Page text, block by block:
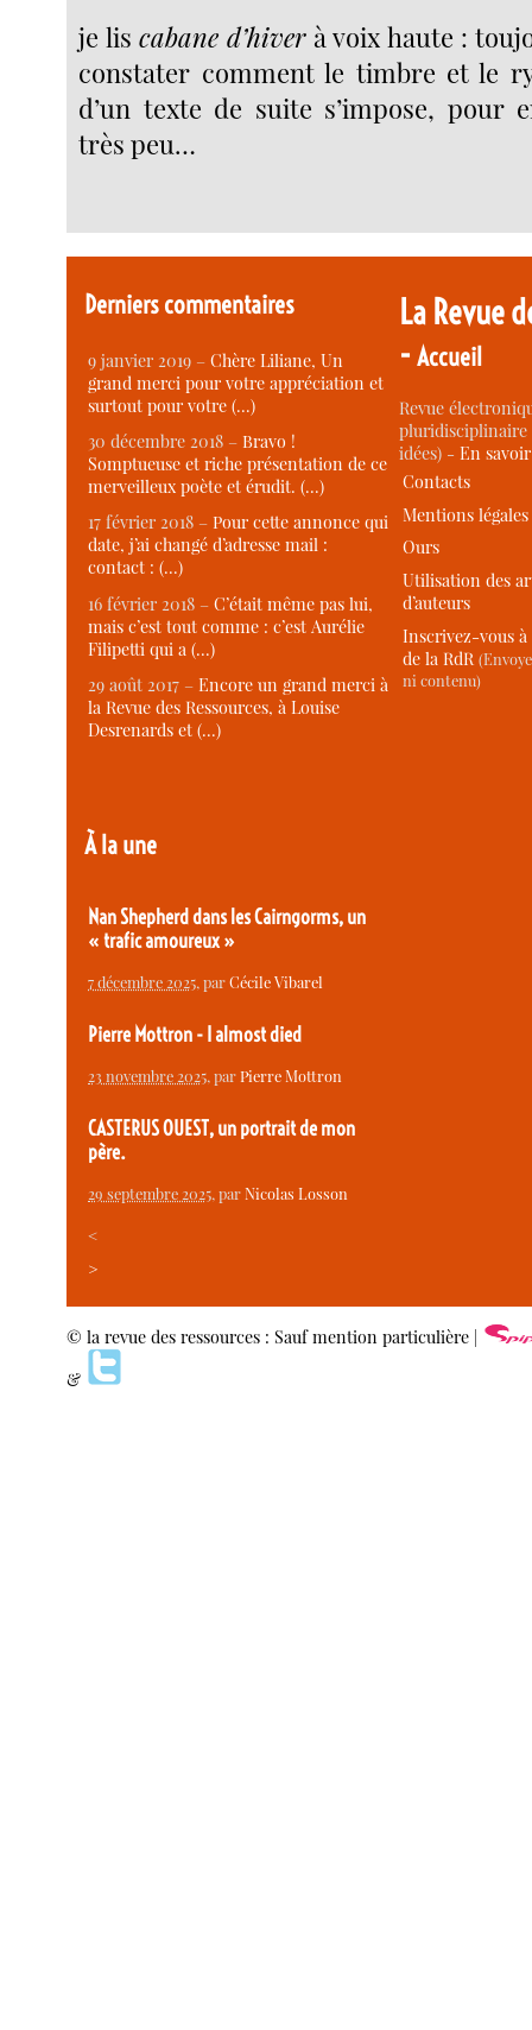
je lis cabane d’hiverà voix haute :
constater comment le timbre et le
d’un texte de suite s’impose, pour
très peu…
Derniers commentaires
9 janvier 2019 –Chère Liliane, Un
grand merci pour votre appréciation et
surtout pour votre (…)
30 décembre 2018 –Bravo !
Somptueuse et riche présentation de ce
merveilleux poète et érudit. (…)
17 février 2018 –Pour cette annonce qui
date, j’ai changé d’adresse mail :
contact : (…)
16 février 2018 –C’était même pas lui,
mais c’est tout comme : c’est Aurélie
Filipetti qui a (…)
29 août 2017 –Encore un grand merci à
la Revue des Ressources, à Louise
Desrenards et (…)
À la une
Nan Shepherd dans les Cairngorms, un
« trafic amoureux »
7 décembre 2025, parCécile Vibarel
Pierre Mottron - I almost died
23 novembre 2025, parPierre Mottron
CASTERUS OUEST, un portrait de mon
père.
29 septembre 2025, parNicolas Losson
<
>
La Revue
-Accueil
Revue
idées) -En
Contacts
Mentions légales
Ours
Utilisation des
d’auteurs
Inscrivez-vous
de la RdR
ni contenu)
© la revue des ressources : Sauf mention particulière |
&